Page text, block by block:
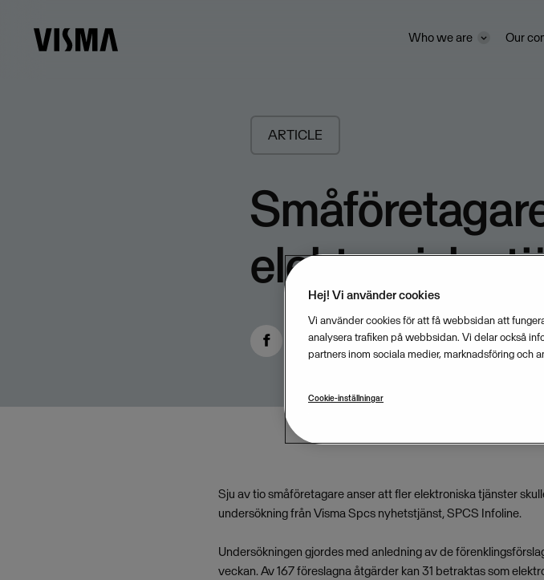
Who we are Our
ARTICLE
elektroniska
JUNE 7, 2007 1MIN
Sju av tio småföretagare anser att fler elektroniska tjänster
undersökning från Visma Spcs nyhetstjänst, SPCS Infoline.
Undersökningen gjordes med anledning av de
veckan. Av 167 föreslagna åtgärder kan 31 betraktas som
Hej! Vi använder cookies
Vi använder cookies för att få webbsidan att
analysera trafiken på webbsidan. Vi delar också
partners inom sociala medier, marknadsföring och
Cookie-inställningar